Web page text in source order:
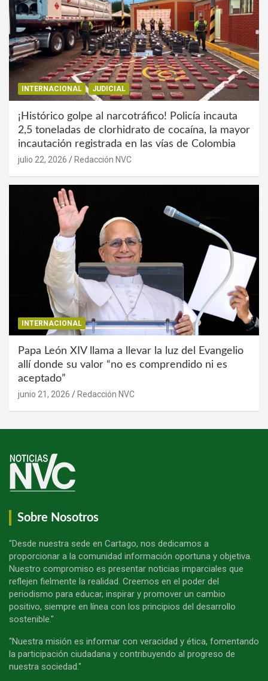
INTERNACIONAL JUDICIAL
¡Histórico golpe al narcotráfico! Policía incauta
2,5 toneladas de clorhidrato de cocaína, la mayor
incautación registrada en las vías de Colombia
julio 22, 2026 Redacción NVC
INTERNACIONAL
Papa León XIV llama a llevar la luz del Evangelio
allí donde su valor “no es comprendido ni es
aceptado”
junio 21, 2026 Redacción NVC
Sobre Nosotros
"Desde nuestra sede en Cartago, nos dedicamos a
proporcionar a la comunidad información oportuna y objetiva.
Nuestro compromiso es presentar noticias imparciales que
reflejen fielmente la realidad. Creemos en el poder del
periodismo para educar, inspirar y promover un cambio
positivo, siempre en línea con los principios del desarrollo
sostenible."
"Nuestra misión es informar con veracidad y ética, fomentando
la participación ciudadana y contribuyendo al progreso de
nuestra sociedad."